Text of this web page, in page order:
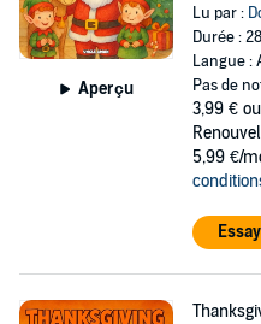
Aperçu
Lu par :
Durée :
Langue :
Pas de
3,99 €
5,99 €/